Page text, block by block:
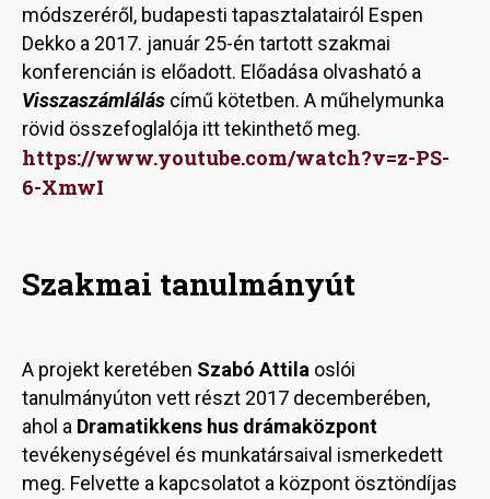
módszeréről, budapesti tapasztalatairól Espen
Dekko a 2017. január 25-én tartott szakmai
konferencián is előadott. Előadása olvasható a
Visszaszámlálás című kötetben. A műhelymunka
rövid összefoglalója itt tekinthető meg.
https://www.youtube.com/watch?v=z-PS-
6-XmwI
Szakmai tanulmányút
A projekt keretében Szabó Attila oslói
tanulmányúton vett részt 2017 decemberében,
ahol a Dramatikkens hus drámaközpont
tevékenységével és munkatársaival ismerkedett
meg. Felvette a kapcsolatot a központ ösztöndíjas